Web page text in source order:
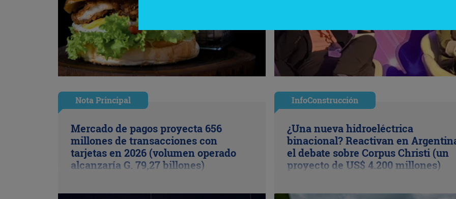
Nota Principal
Mercado de pagos proyecta 656
millones de transacciones con
tarjetas en 2026 (volumen operado
alcanzaría G. 79,27 billones)
InfoConstrucción
¿Una nueva hidroeléctrica
binacional? Reactivan en
el debate sobre Corpus Christi (un
proyecto de US$ 4.200 millones)